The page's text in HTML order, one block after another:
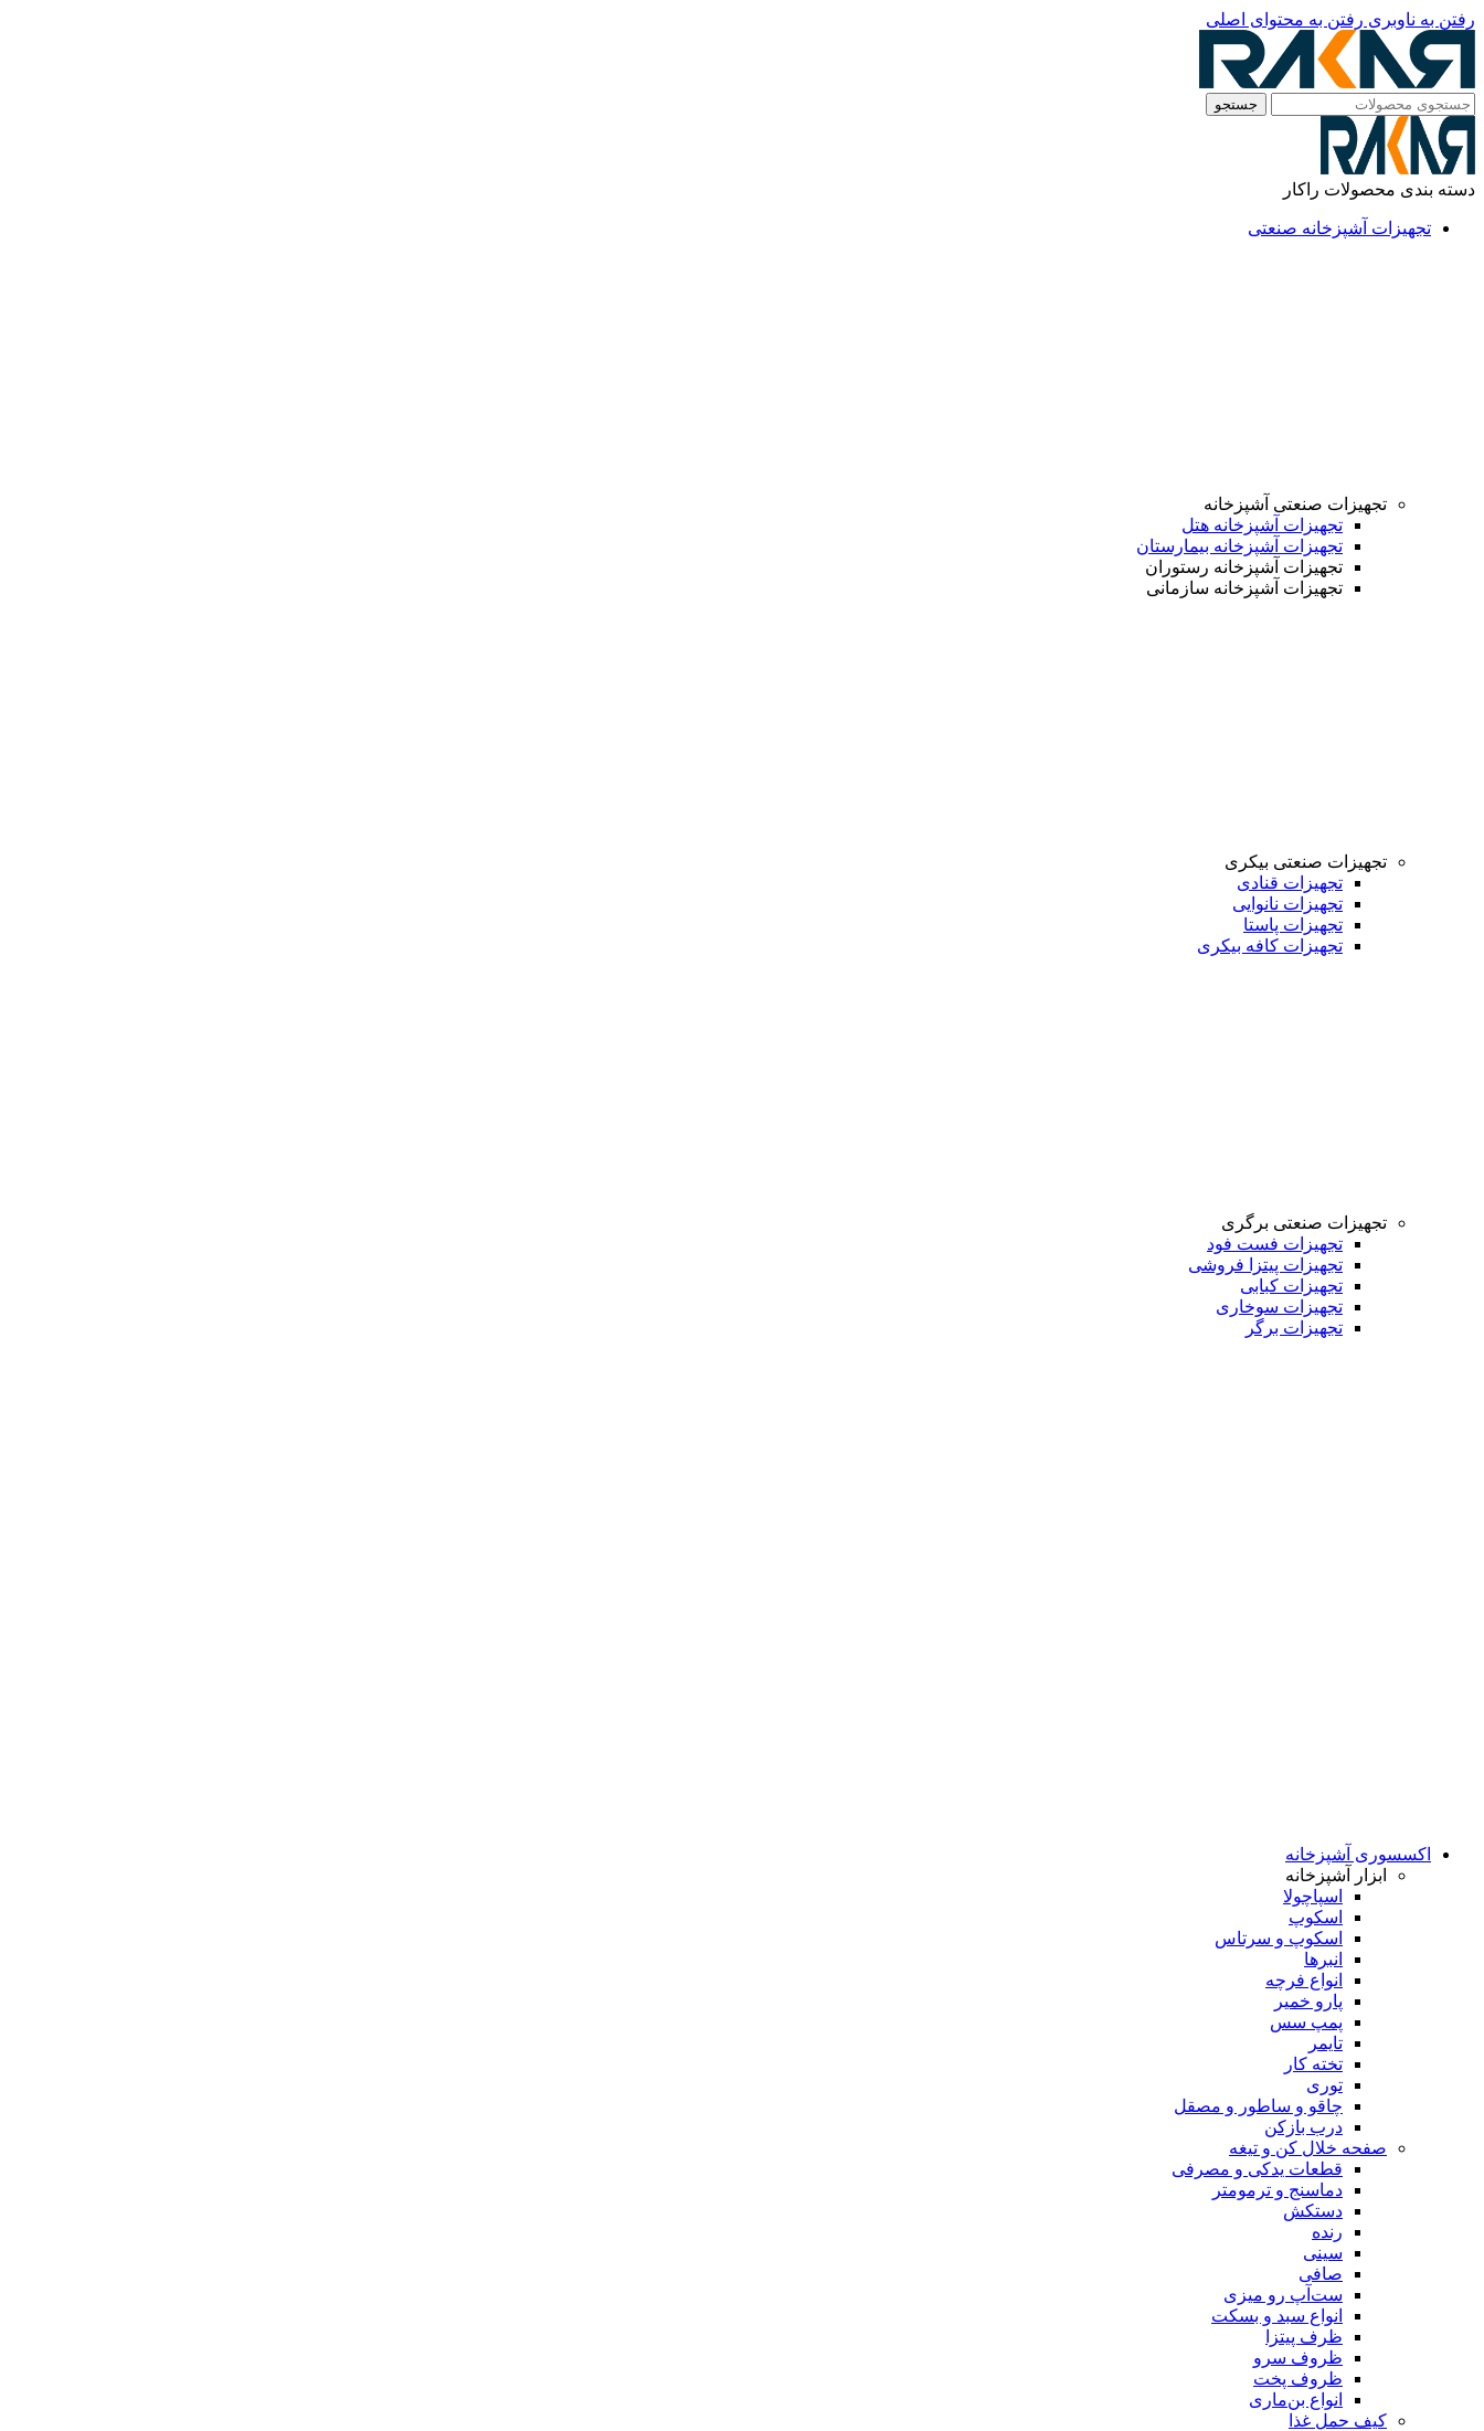
رفتن به ناوبری رفتن به محتوای اصلی
جستجو
دسته بندی محصولات راکار
تجهیزات آشپزخانه صنعتی
تجهیزات صنعتی آشپزخانه
تجهیزات آشپزخانه هتل
تجهیزات آشپزخانه بیمارستان
تجهیزات آشپزخانه رستوران
تجهیزات آشپزخانه سازمانی
تجهیزات صنعتی بیکری
تجهیزات قنادی
تجهیزات نانوایی
تجهیزات پاستا
تجهیزات کافه بیکری
تجهیزات صنعتی برگری
تجهیزات فست فود
تجهیزات پیتزا فروشی
تجهیزات کبابی
تجهیزات سوخاری
تجهیزات برگر
اکسسوری آشپزخانه
ابزار آشپزخانه
اسپاچولا
اسکوپ
اسکوپ و سرتاس
انبرها
انواع فرچه
پارو خمیر
پمپ سس
تایمر
تخته کار
توری
چاقو و ساطور و مصقل
درب بازکن
صفحه خلال کن و تیغه
قطعات یدکی و مصرفی
دماسنج و ترمومتر
دستکش
رنده
سینی
صافی
ست‌آپ رو میزی
انواع سبد و بسکت
ظرف پیتزا
ظروف سرو
ظروف پخت
انواع بن‌ماری
کیف حمل غذا